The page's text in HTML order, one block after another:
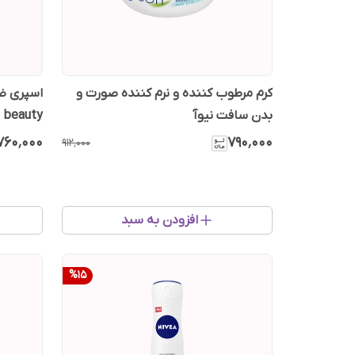
کرم مرطوب کننده و نرم کننده صورت و
بدن سافت نیوآ
۷۹۰٬۰۰۰ ۹۱۲٬۰۰۰
افزودن به سبد
beauty
%15